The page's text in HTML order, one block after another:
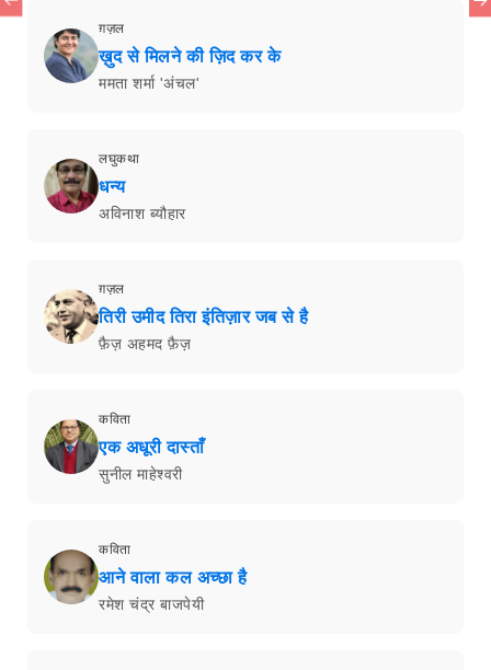
ग़ज़ल
ख़ुद से मिलने की ज़िद कर के
ममता शर्मा 'अंचल'
लघुकथा
धन्य
अविनाश ब्यौहार
ग़ज़ल
तिरी उमीद तिरा इंतिज़ार जब से है
फ़ैज़ अहमद फ़ैज़
कविता
एक अधूरी दास्ताँ
सुनील माहेश्वरी
कविता
आने वाला कल अच्छा है
रमेश चंद्र बाजपेयी